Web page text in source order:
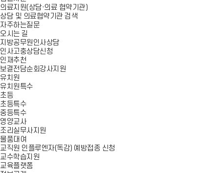
의료지원(상담·의료 협약기관)
상담 및 의료협약기관 검색
자주하는질문
오시는 길
지방공무원인사상담
인사고충상담신청
인재추천
보결전담순회강사지원
유치원
유치원특수
초등
초등특수
중등특수
영양교사
조리실무사지원
물품대여
교직원 인플루엔자(독감) 예방접종 신청
교수학습지원
교육플랫폼